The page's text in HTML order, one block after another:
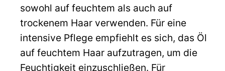
sowohl auf feuchtem als auch auf
trockenem Haar verwenden. Für eine
intensive Pflege empfiehlt es sich, das Öl
auf feuchtem Haar aufzutragen, um die
Feuchtigkeit einzuschließen. Für